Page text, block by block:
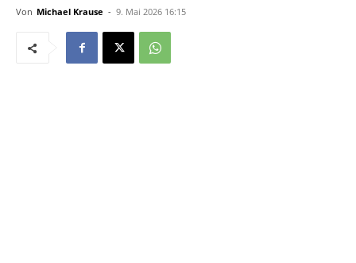
Von Michael Krause - 9. Mai 2026 16:15